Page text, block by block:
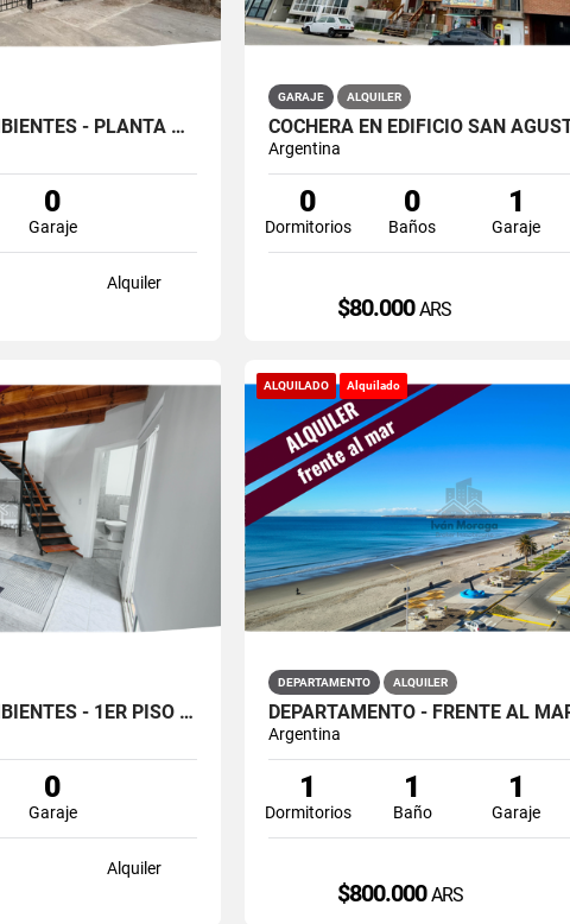
DEPARTAMENTO 2 AMBIENTES - PLANTA BAJA "3" - LA TRINIAD 68 - MADRYN
0
Garaje
Alquiler
GARAJE ALQUILER
Argentina
0
Dormitorios
0
Baños
1
Garaje
$80.000ARS
DEPARTAMENTO 2 AMBIENTES - 1ER PISO DTO "2" -LA TRINIAD 68- MADRYN
0
Garaje
Alquiler
ALQUILADO Alquilado
DEPARTAMENTO ALQUILER
Argentina
1
Dormitorios
1
Baño
1
Garaje
$800.000ARS